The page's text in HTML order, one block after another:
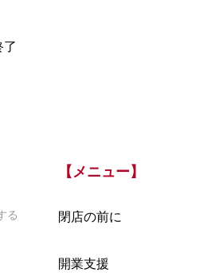
了
る
【メニュー】
閉店の前に
開業支援